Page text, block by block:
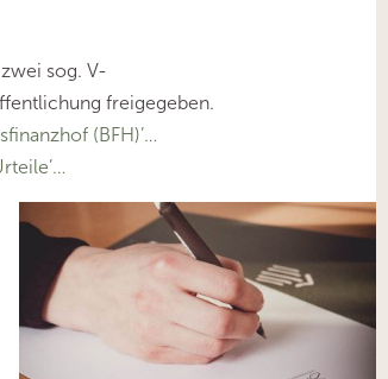
sog. V-
freigegeben.
(BFH)’…